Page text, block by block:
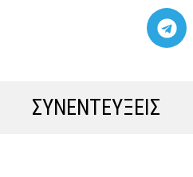
ΣΥΝΕΝΤΕΥΞΕΙΣ